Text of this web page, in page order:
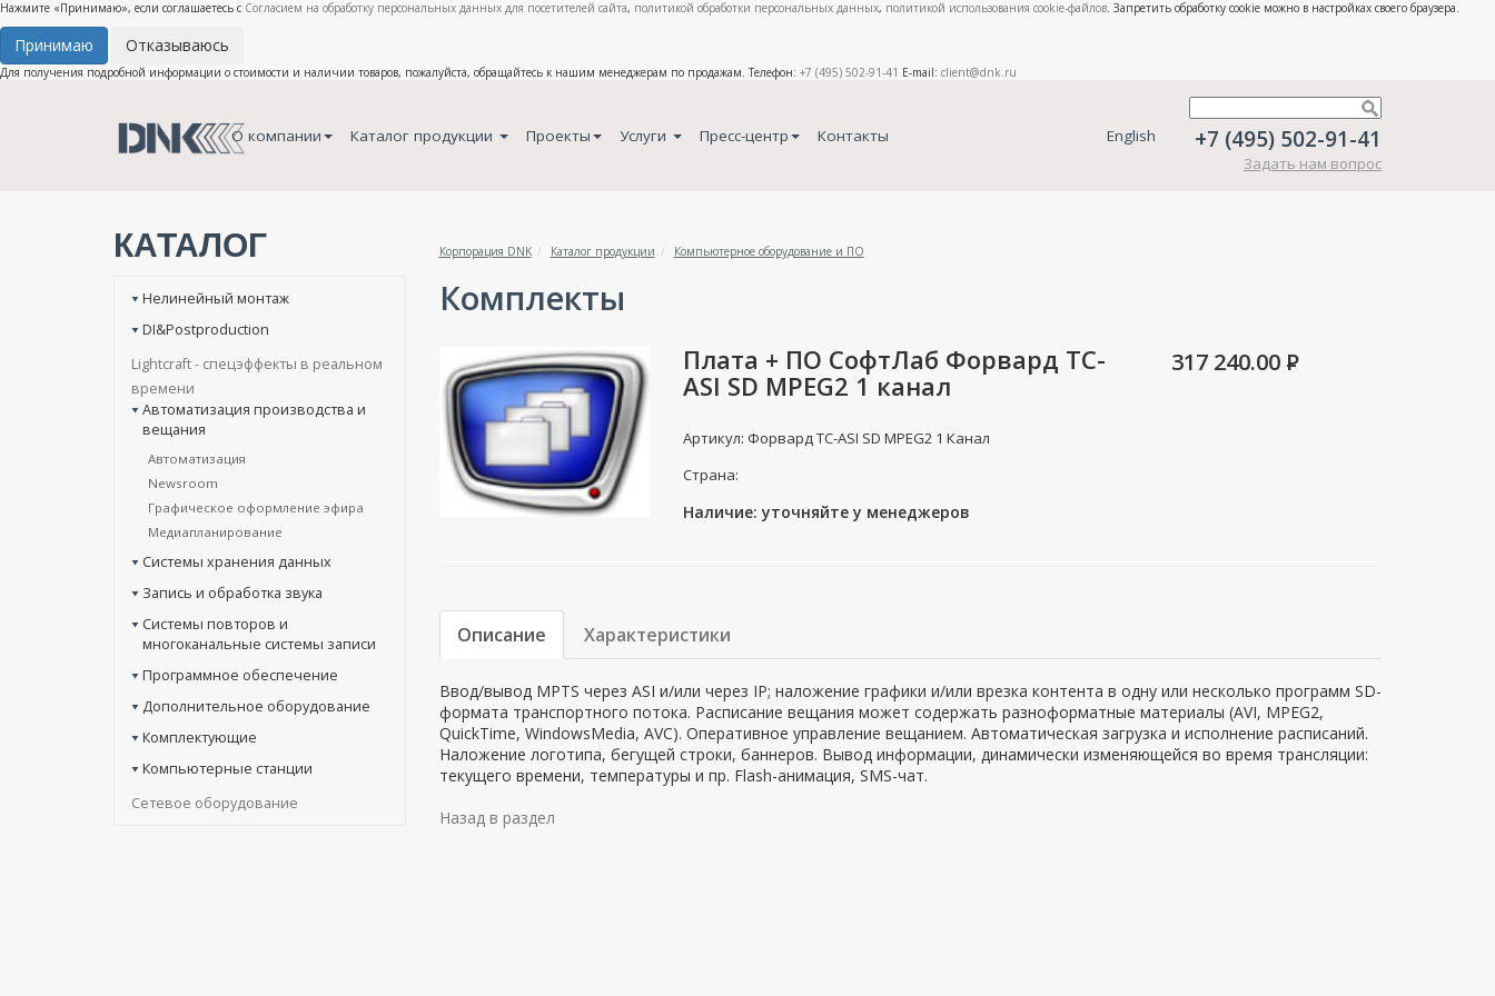
Нажмите «Принимаю», если соглашаетесь с Согласием на обработку персональных данных для посетителей сайта, политикой обработки персональных данных, политикой использования cookie-файлов. Запретить обработку cookie можно в настройках своего браузера.
Принимаю Отказываюсь
Для получения подробной информации о стоимости и наличии товаров, пожалуйста, обращайтесь к нашим менеджерам по продажам. Телефон: +7 (495) 502-91-41 E-mail: client@dnk.ru
О компании Каталог продукции Проекты Услуги Пресс-центр Контакты English +7 (495) 502-91-41
Задать нам вопрос
КАТАЛОГ Корпорация DNK Каталог продукции Компьютерное оборудование и ПО
Нелинейный монтаж
DI&Postproduction
Lightcraft - cпецэффекты в реальном
времени
Автоматизация производства и
вещания
Автоматизация
Newsroom
Графическое оформление эфира
Медиапланирование
Системы хранения данных
Запись и обработка звука
Системы повторов и
многоканальные системы записи
Программное обеспечение
Дополнительное оборудование
Комплектующие
Компьютерные станции
Сетевое оборудование
Комплекты
Плата + ПО СофтЛаб Форвард ТС-
ASI SD MPEG2 1 канал
Артикул: Форвард ТС-ASI SD MPEG2 1 Канал
Страна:
Наличие: уточняйте у менеджеров
317 240.00 P
Описание Характеристики
Ввод/вывод MPTS через ASI и/или через IP; наложение графики и/или врезка контента в одну или несколько программ SD-
формата транспортного потока. Расписание вещания может содержать разноформатные материалы (AVI, MPEG2,
QuickTime, WindowsMedia, AVC). Оперативное управление вещанием. Автоматическая загрузка и исполнение расписаний.
Наложение логотипа, бегущей строки, баннеров. Вывод информации, динамически изменяющейся во время трансляции:
текущего времени, температуры и пр. Flash-анимация, SMS-чат.
Назад в раздел